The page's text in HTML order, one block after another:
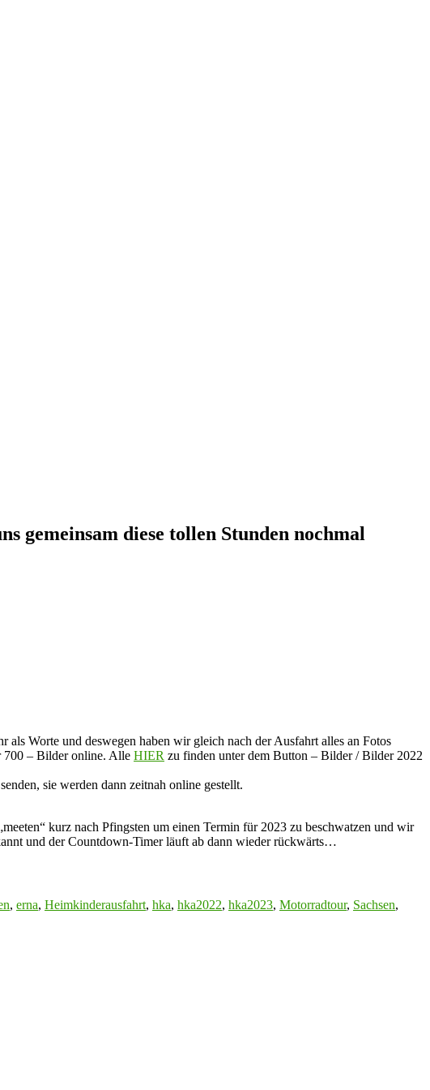
gemeinsam diese tollen Stunden nochmal
als Worte und deswegen haben wir gleich nach der Ausfahrt alles an Fotos
700 – Bilder online. Alle HIER zu finden unter dem Button – Bilder / Bilder 2022
sie werden dann zeitnah online gestellt.
kurz nach Pfingsten um einen Termin für 2023 zu beschwatzen und wir
und der Countdown-Timer läuft ab dann wieder rückwärts…
, erna, Heimkinderausfahrt, hka, hka2022, hka2023, Motorradtour, Sachsen,